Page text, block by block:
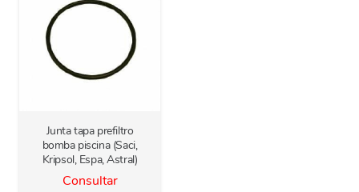
Junta tapa prefiltro
bomba piscina (Saci,
Kripsol, Espa, Astral)
Consultar